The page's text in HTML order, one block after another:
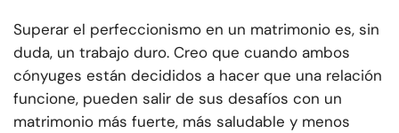
Superar el perfeccionismo en un matrimonio es, sin
duda, un trabajo duro. Creo que cuando ambos
cónyuges están decididos a hacer que una relación
funcione, pueden salir de sus desafíos con un
matrimonio más fuerte, más saludable y menos